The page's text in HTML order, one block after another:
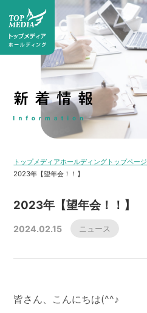
トップメディアホールディングトップページ
2023年【望年会！！】
2023年【望年会！！】
2024.02.15 ニュース
皆さん、こんにちは(^^♪